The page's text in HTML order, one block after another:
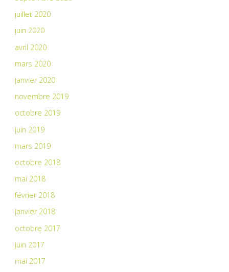
juillet 2020
juin 2020
avril 2020
mars 2020
janvier 2020
novembre 2019
octobre 2019
juin 2019
mars 2019
octobre 2018
mai 2018
février 2018
janvier 2018
octobre 2017
juin 2017
mai 2017